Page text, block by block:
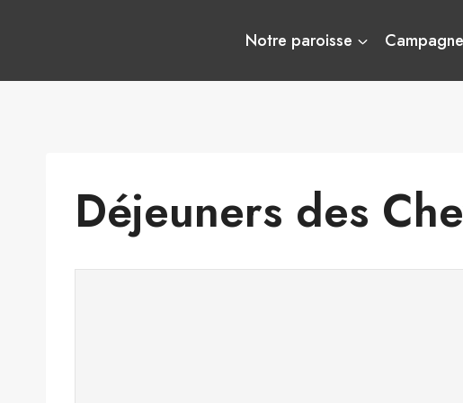
Notre paroisse
Déjeuners des